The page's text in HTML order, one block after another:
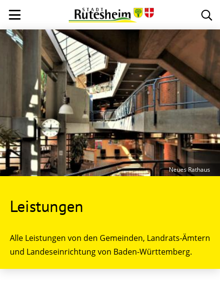
Leistungen
Alle Leistungen von den Gemeinden, Landrats-Ämtern
und Landeseinrichtung von Baden-Württemberg.
Neues Rathaus